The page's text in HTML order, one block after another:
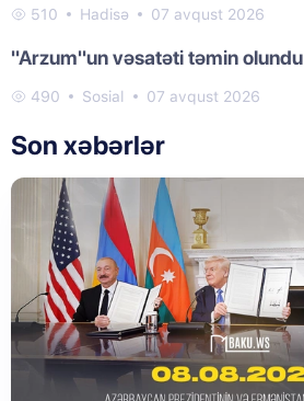
510 Hadisə 07 avqust 2026
"Arzum"un vəsatəti təmin olundu
490 Sosial 07 avqust 2026
Son xəbərlər